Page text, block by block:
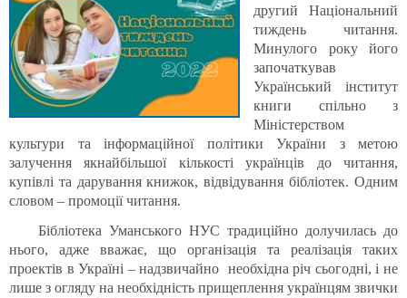
другий Національний
тиждень читання.
Минулого року його
започаткував
Український інститут
книги спільно з
Міністерством
культури та інформаційної політики України з метою
залучення якнайбільшої кількості українців до читання,
купівлі та дарування книжок, відвідування бібліотек. Одним
словом – промоції читання.
Бібліотека Уманського НУС традиційно долучилась до
нього, адже вважає, що організація та реалізація таких
проектів в Україні – надзвичайно необхідна річ сьогодні, і не
лише з огляду на необхідність прищеплення українцям звички